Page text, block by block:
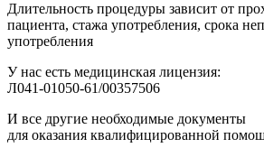
Длительность процедуры зависит от
пациента, стажа употребления, срока
употребления
У нас есть медицинская лицензия:
Л041-01050-61/00357506
И все другие необходимые документы
для оказания квалифицированной